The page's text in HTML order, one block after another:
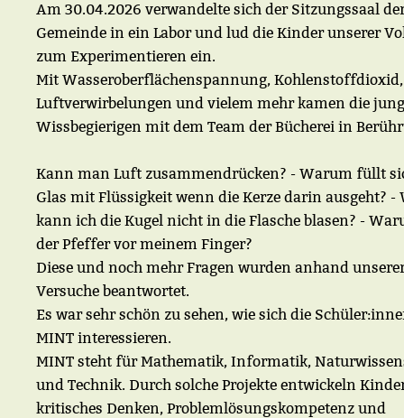
Am 30.04.2026 verwandelte sich der Sitzungssaal
Gemeinde in ein Labor und lud die Kinder unserer
zum Experimentieren ein.
Mit Wasseroberflächenspannung, Kohlenstoffdioxid,
Luftverwirbelungen und vielem mehr kamen die
Wissbegierigen mit dem Team der Bücherei in
Kann man Luft zusammendrücken? - Warum füllt
Glas mit Flüssigkeit wenn die Kerze darin ausgeht? -
kann ich die Kugel nicht in die Flasche blasen? -
der Pfeffer vor meinem Finger?
Diese und noch mehr Fragen wurden anhand
Versuche beantwortet.
Es war sehr schön zu sehen, wie sich die
MINT interessieren.
MINT steht für Mathematik, Informatik,
und Technik. Durch solche Projekte entwickeln
kritisches Denken, Problemlösungskompetenz und